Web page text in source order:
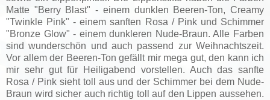
Matte "Berry Blast" - einem dunklen Beeren-Ton, Creamy
"Twinkle Pink" - einem sanften Rosa / Pink und Schimmer
"Bronze Glow" - einem dunkleren Nude-Braun. Alle Farben
sind wunderschön und auch passend zur Weihnachtszeit.
Vor allem der Beeren-Ton gefällt mir mega gut, den kann ich
mir sehr gut für Heiligabend vorstellen. Auch das sanfte
Rosa / Pink sieht toll aus und der Schimmer bei dem Nude-
Braun wird sicher auch richtig toll auf den Lippen aussehen.